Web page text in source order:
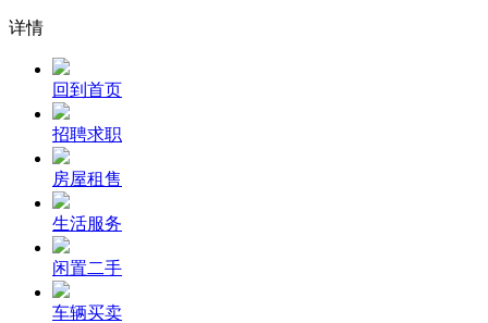
详情
回到首页
招聘求职
房屋租售
生活服务
闲置二手
车辆买卖